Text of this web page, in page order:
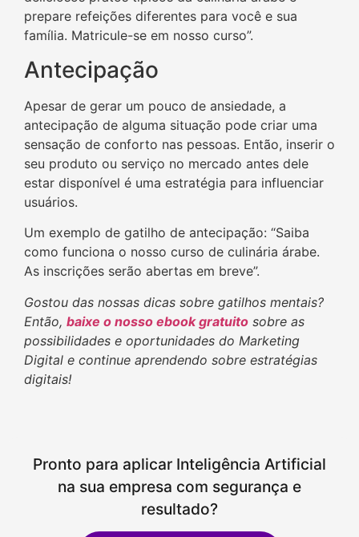
prepare refeições diferentes para você e sua
família. Matricule-se em nosso curso”.
Antecipação
Apesar de gerar um pouco de ansiedade, a
antecipação de alguma situação pode criar uma
sensação de conforto nas pessoas. Então, inserir o
seu produto ou serviço no mercado antes dele
estar disponível é uma estratégia para influenciar
usuários.
Um exemplo de gatilho de antecipação: “Saiba
como funciona o nosso curso de culinária árabe.
As inscrições serão abertas em breve”.
Gostou das nossas dicas sobre gatilhos mentais?
Então, baixe o nosso ebook gratuito sobre as
possibilidades e oportunidades do Marketing
Digital e continue aprendendo sobre estratégias
digitais!
Pronto para aplicar Inteligência Artificial
na sua empresa com segurança e
resultado?